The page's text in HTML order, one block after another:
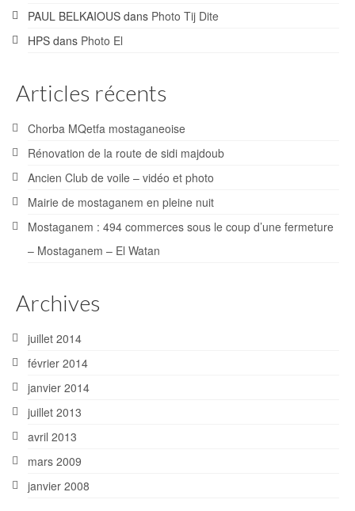
PAUL BELKAIOUS dans Photo Tij Dite
HPS dans Photo El
Articles récents
Chorba MQetfa mostaganeoise
Rénovation de la route de sidi majdoub
Ancien Club de voile – vidéo et photo
Mairie de mostaganem en pleine nuit
Mostaganem : 494 commerces sous le coup d’une fermeture
– Mostaganem – El Watan
Archives
juillet 2014
février 2014
janvier 2014
juillet 2013
avril 2013
mars 2009
janvier 2008